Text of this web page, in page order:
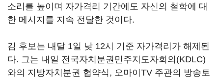
소리를 높이며 자가격리 기간에도 자신의 철학에 대
한 메시지를 지속 전달한 것이다.
김 후보는 내달 1일 낮 12시 기준 자가격리가 해제된
다. 그는 내일 전국자치분권민주지도자회의(KDLC)
와의 지방자치분권 협약식, 오마이TV 주관의 방송토